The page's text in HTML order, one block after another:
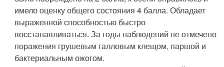
имело оценку общего состояния 4 балла. Обладает
выраженной способностью быстро
восстанавливаться. За годы наблюдений не отмечено
поражения грушевым галловым клещом, паршой и
бактериальным ожогом.